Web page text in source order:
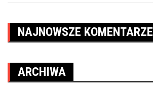
NAJNOWSZE KOMENTARZE
ARCHIWA